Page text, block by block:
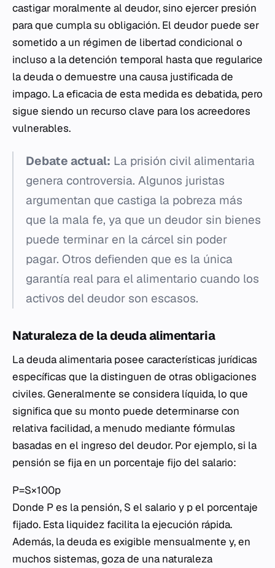
castigar moralmente al deudor, sino ejercer presión
para que cumpla su obligación. El deudor puede ser
sometido a un régimen de libertad condicional o
incluso a la detención temporal hasta que regularice
la deuda o demuestre una causa justificada de
impago. La eficacia de esta medida es debatida, pero
sigue siendo un recurso clave para los acreedores
vulnerables.
Debate actual: La prisión civil alimentaria
genera controversia. Algunos juristas
argumentan que castiga la pobreza más
que la mala fe, ya que un deudor sin bienes
puede terminar en la cárcel sin poder
pagar. Otros defienden que es la única
garantía real para el alimentario cuando los
activos del deudor son escasos.
Naturaleza de la deuda alimentaria
La deuda alimentaria posee características jurídicas
específicas que la distinguen de otras obligaciones
civiles. Generalmente se considera líquida, lo que
significa que su monto puede determinarse con
relativa facilidad, a menudo mediante fórmulas
basadas en el ingreso del deudor. Por ejemplo, si la
pensión se fija en un porcentaje fijo del salario:
P=S×100p​
Donde P es la pensión, S el salario y p el porcentaje
fijado. Esta liquidez facilita la ejecución rápida.
Además, la deuda es exigible mensualmente y, en
muchos sistemas, goza de una naturaleza